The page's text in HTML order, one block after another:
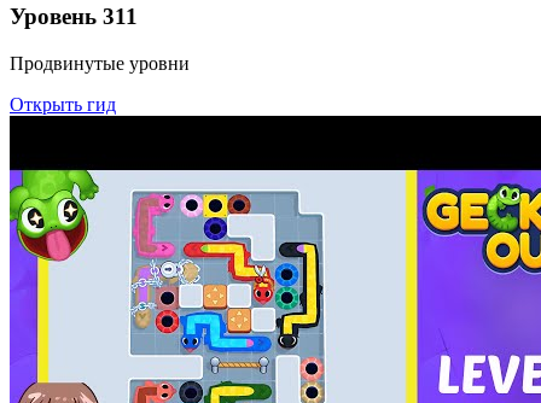
Уровень 311
Продвинутые уровни
Открыть гид